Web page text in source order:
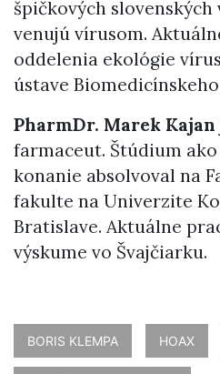
špičkových slovenských
venujú vírusom.
oddelenia ekológie
ústave Biomedicínskeho
PharmDr. Marek Kajan
farmaceut. Štúdium
konanie absolvoval na
fakulte na Univerzite
Bratislave. Aktuálne
výskume vo Švajčiarku.
BORIS KLEMPA HOAX